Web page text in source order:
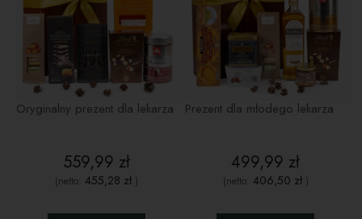
Oryginalny prezent dla lekarza
559,99 zł
(netto: 455,28 zł )
Prezent dla młodego lekarza
499,99 zł
(netto: 406,50 zł)